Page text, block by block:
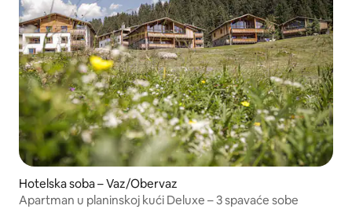
Hotelska soba – Vaz/Obervaz
Apartman u planinskoj kući Deluxe – 3 spavaće sobe